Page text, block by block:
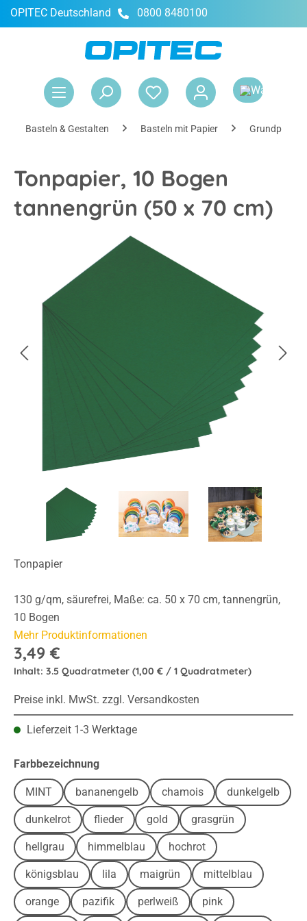
springen
OPITEC Deutschland 0800 8480100
Basteln & Gestalten Basteln mit Papier Grundpapier
Tonpapier, 10 Bogen
tannengrün (50 x 70 cm)
Bildergalerie überspringen
Tonpapier
130 g/qm, säurefrei, Maße: ca. 50 x 70 cm, tannengrün,
10 Bogen
Mehr Produktinformationen
3,49 €
Inhalt: 3.5 Quadratmeter (1,00 € / 1 Quadratmeter)
Preise inkl. MwSt. zzgl. Versandkosten
Lieferzeit 1-3 Werktage
Farbbezeichnungauswählen
MINT bananengelb chamois dunkelgelb
dunkelrot flieder gold grasgrün
hellgrau himmelblau hochrot
königsblau lila maigrün mittelblau
orange pazifik perlweiß pink